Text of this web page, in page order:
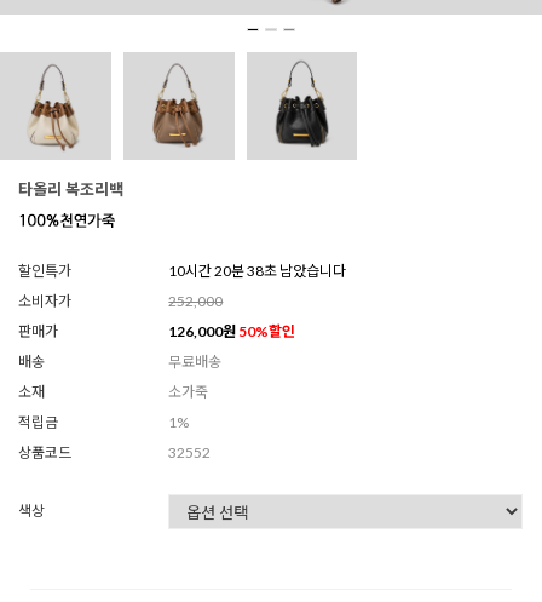
타올리 복조리백
할인특가
10시간 20분 36초 남았습니다
소비자가
252,000
판매가
126,000원 50%할인
배송
무료배송
소재
소가죽
적립금
1%
상품코드
32552
색상